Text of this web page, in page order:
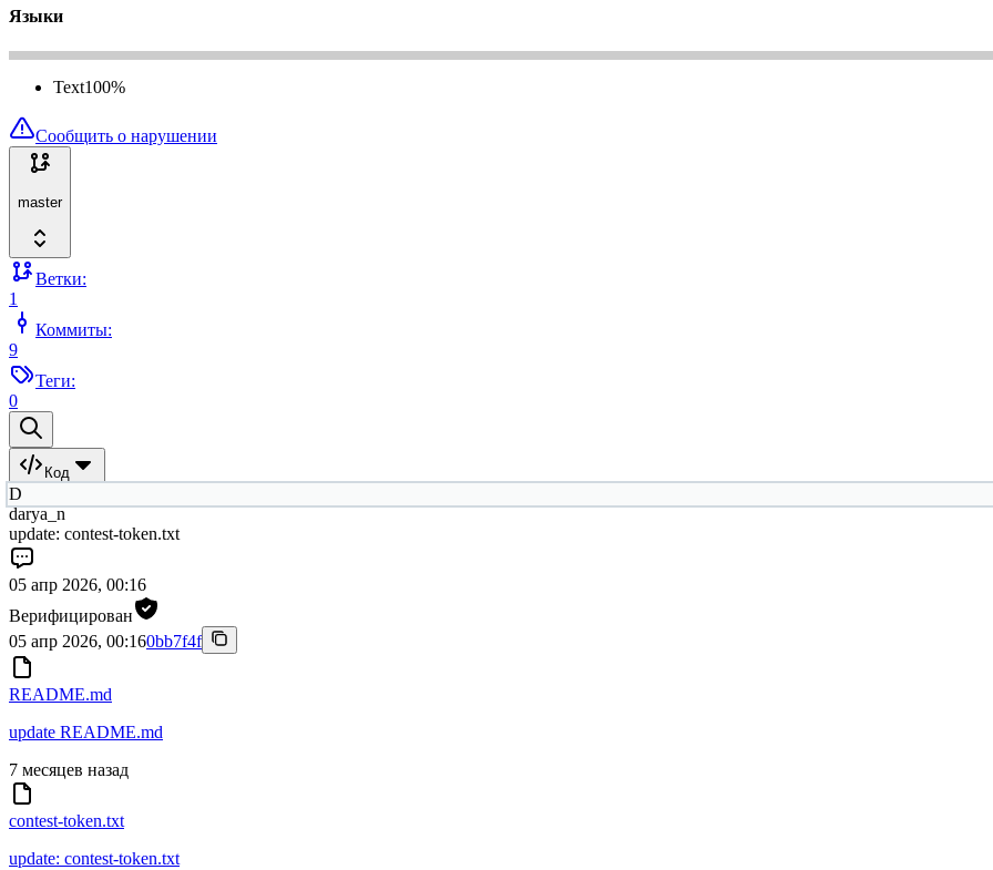
Языки
Text100%
Сообщить о нарушении
master
Ветки:
1
Коммиты:
9
Теги:
0
Код
D
darya_n
update: contest-token.txt
05 апр 2026, 00:16
Верифицирован
05 апр 2026, 00:160bb7f4f
README.md
update README.md
7 месяцев назад
contest-token.txt
update: contest-token.txt